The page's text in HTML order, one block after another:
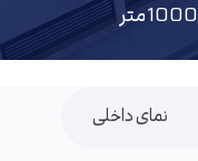
نمای داخلی